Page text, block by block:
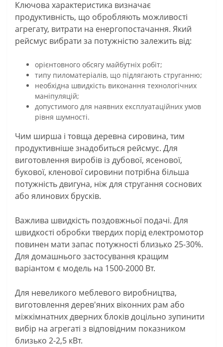
Ключова характеристика визначає
продуктивність, що обробляють можливості
агрегату, витрати на енергопостачання. Який
рейсмус вибрати за потужністю залежить від:
орієнтовного обсягу майбутніх робіт;
типу пиломатеріалів, що підлягають струганню;
необхідна швидкість виконання технологічних
маніпуляцій;
допустимого для наявних експлуатаційних умов
рівня шумності.
Чим ширша і товща деревна сировина, тим
продуктивніше знадобиться рейсмус. Для
виготовлення виробів із дубової, ясенової,
букової, кленової сировини потрібна більша
потужність двигуна, ніж для стругання соснових
або ялинових брусків.
Важлива швидкість поздовжньої подачі. Для
швидкості обробки твердих порід електромотор
повинен мати запас потужності близько 25-30%.
Для домашнього застосування кращим
варіантом є модель на 1500-2000 Вт.
Для невеликого меблевого виробництва,
виготовлення дерев'яних віконних рам або
міжкімнатних дверних блоків доцільно зупинити
вибір на агрегаті з відповідним показником
близько 2-2,5 кВт.